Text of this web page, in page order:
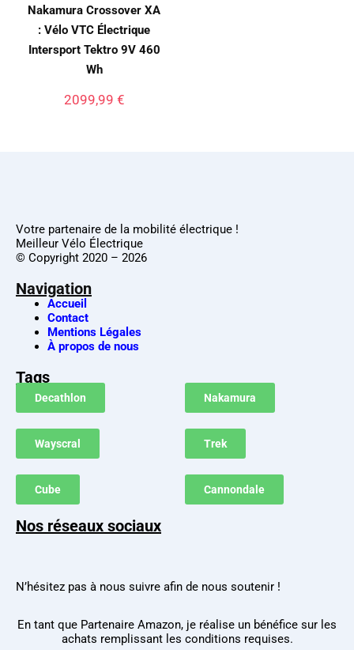
Nakamura Crossover XA
: Vélo VTC Électrique
Intersport Tektro 9V 460
Wh
2099,99 €
Votre partenaire de la mobilité électrique !
Meilleur Vélo Électrique
© Copyright 2020 – 2026
Navigation
Accueil
Contact
Mentions Légales
À propos de nous
Tags
Decathlon Nakamura
Wayscral Trek
Cube Cannondale
Nos réseaux sociaux
N’hésitez pas à nous suivre afin de nous soutenir !
En tant que Partenaire Amazon, je réalise un bénéfice sur les
achats remplissant les conditions requises.